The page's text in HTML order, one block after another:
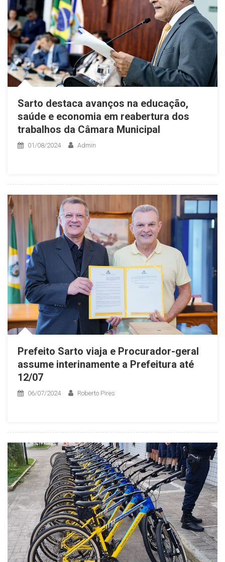
Sarto destaca avanços na educação,
saúde e economia em reabertura dos
trabalhos da Câmara Municipal
01/08/2024 Admin
Prefeito Sarto viaja e Procurador-geral
assume interinamente a Prefeitura até
12/07
06/07/2024 Roberto Pires